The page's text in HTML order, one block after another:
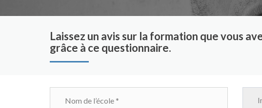
Laissez un avis sur la formation que vous
grâce à ce questionnaire.